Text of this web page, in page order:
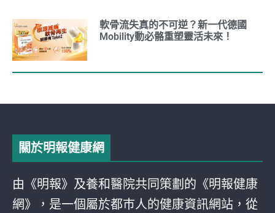
軟骨流失真的不可逆？新一代德國
Mobility動必骼重塑靈活未來！
關於明報健康網
由《明報》及養和醫院共同策劃的《明報健康
網》，是一個屬於都巿人的健康資訊網站，從